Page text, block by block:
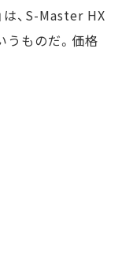
は、S-Master HX
うものだ。価格